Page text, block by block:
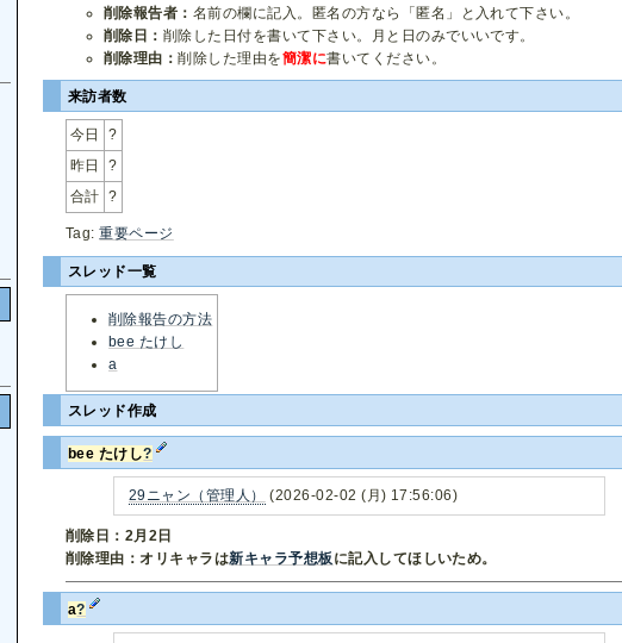
削除報告者： 名前の欄に記入。匿名の方なら「匿名」と入れて下さい。
削除日： 削除した日付を書いて下さい。月と日のみでいいです。
削除理由：削除した理由を簡潔に書いてください。
来訪者数
今日
?
昨日
?
合計 ?
Tag:重要ページ
スレッド一覧
削除報告の方法
bee たけし
a
スレッド作成
bee たけし?
29ニャン（管理人） (2026-02-02 (月) 17:56:06)
削除日：2月2日
削除理由：オリキャラは新キャラ予想板に記入してほしいため。
a?